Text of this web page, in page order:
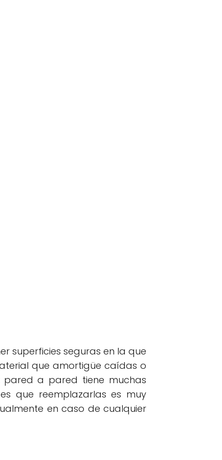
superficies seguras en la que
que amortigüe caídas o
a pared tiene muchas
que reemplazarlas es muy
en caso de cualquier